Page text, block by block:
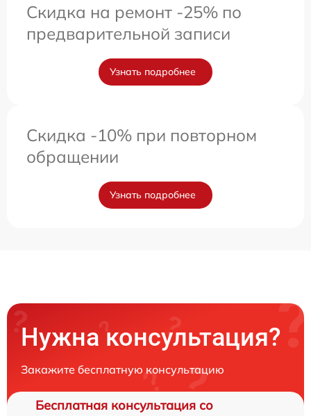
Скидка на ремонт -25% по
предварительной записи
Узнать подробнее
Скидка -10% при повторном
обращении
Узнать подробнее
Нужна консультация?
Закажите бесплатную консультацию
Бесплатная консультация со